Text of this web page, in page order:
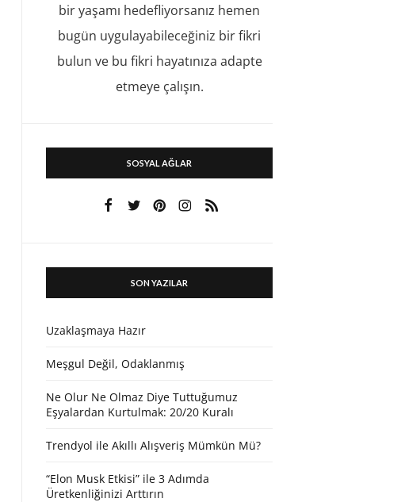
bir yaşamı hedefliyorsanız hemen
bugün uygulayabileceğiniz bir fikri
bulun ve bu fikri hayatınıza adapte
etmeye çalışın.
SOSYAL AĞLAR
SON YAZILAR
Uzaklaşmaya Hazır
Meşgul Değil, Odaklanmış
Ne Olur Ne Olmaz Diye Tuttuğumuz
Eşyalardan Kurtulmak: 20/20 Kuralı
Trendyol ile Akıllı Alışveriş Mümkün Mü?
“Elon Musk Etkisi” ile 3 Adımda
Üretkenliğinizi Arttırın